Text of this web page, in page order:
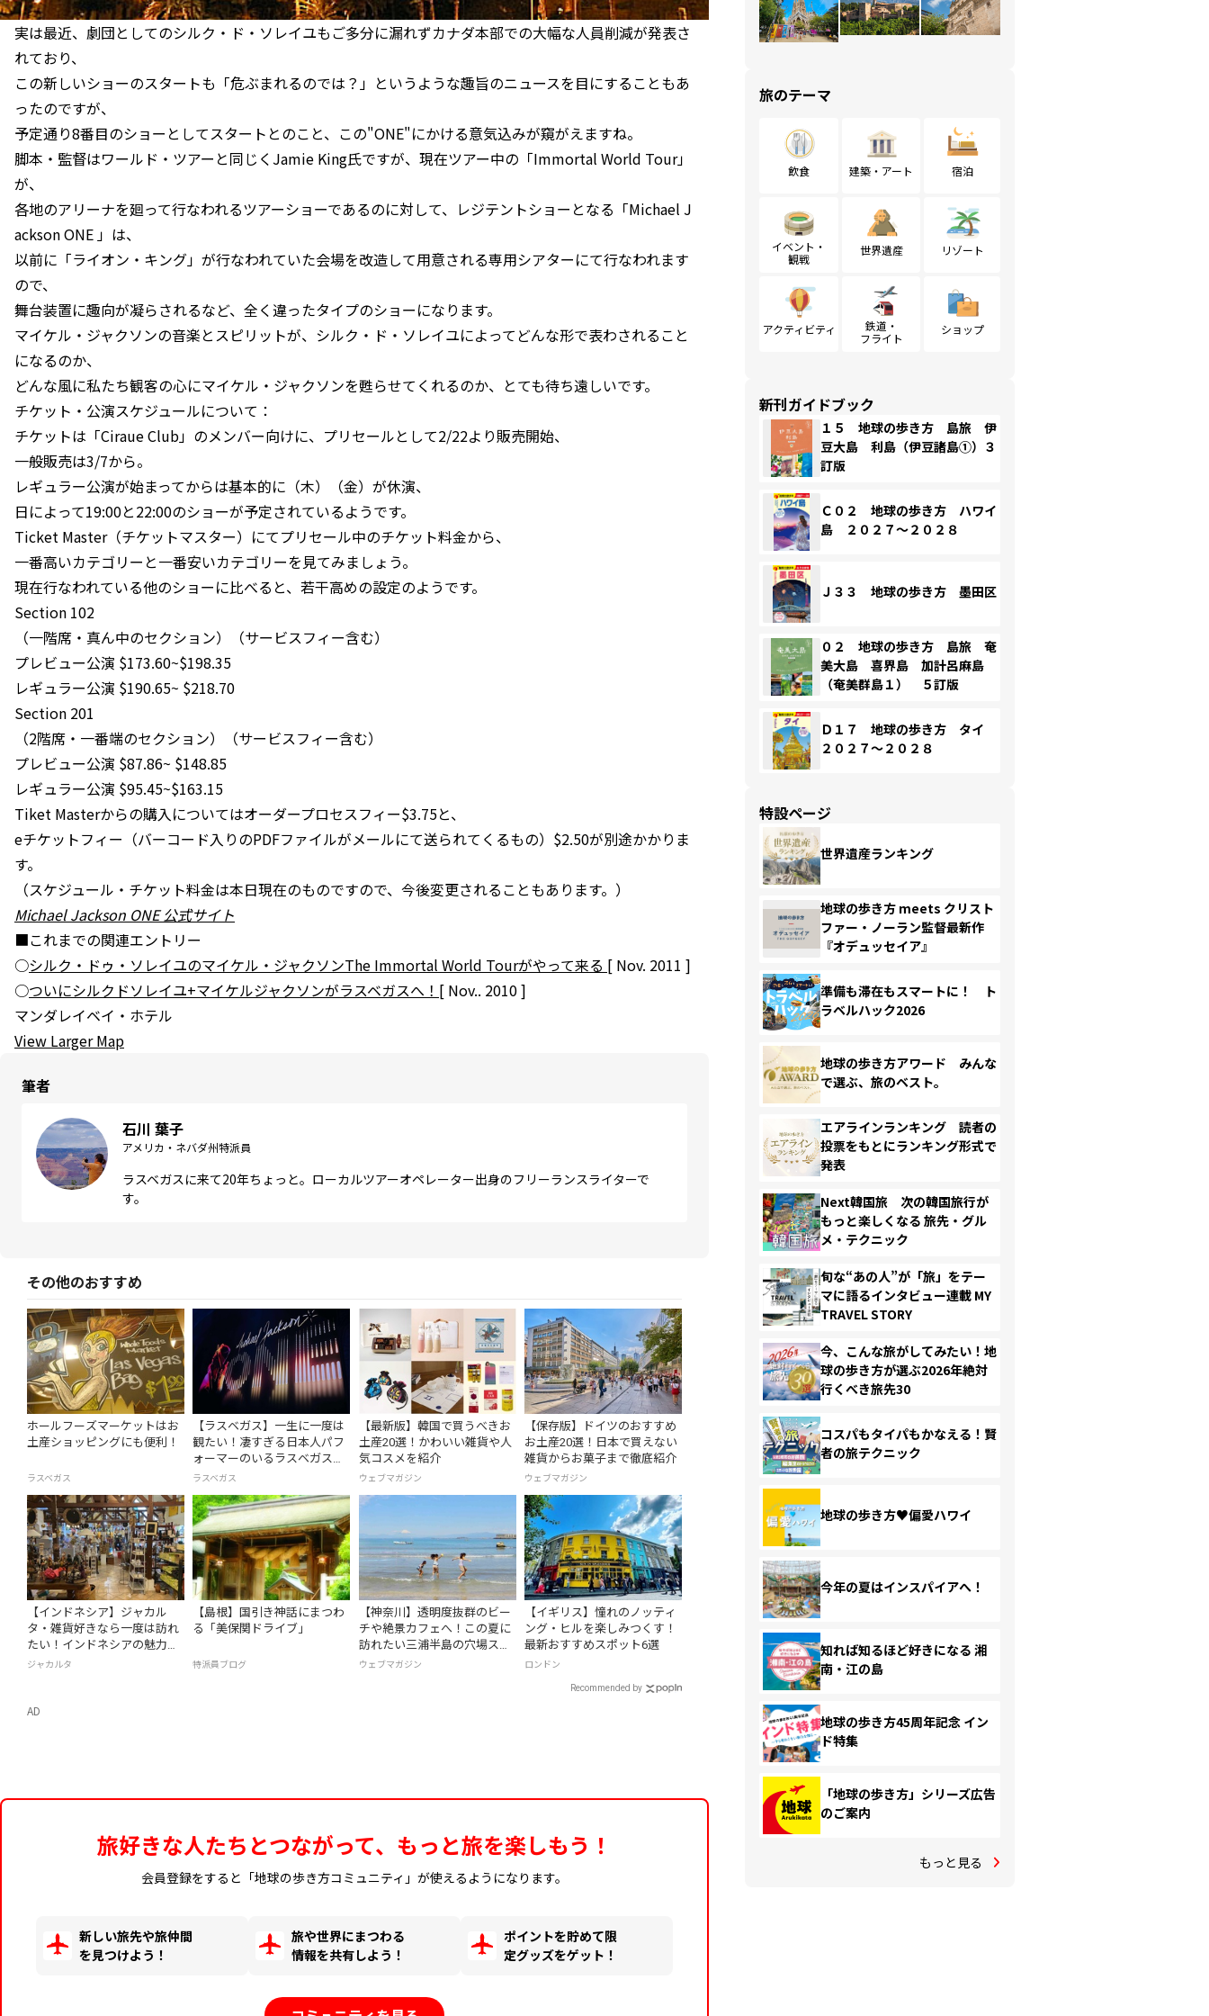
実は最近、劇団としてのシルク・ド・ソレイユもご多分に漏れずカナダ本部での大幅な人員削減が発表さ
れており、
この新しいショーのスタートも「危ぶまれるのでは？」というような趣旨のニュースを目にすることもあ
ったのですが、
予定通り8番目のショーとしてスタートとのこと、この"ONE"にかける意気込みが窺がえますね。
脚本・監督はワールド・ツアーと同じくJamie King氏ですが、現在ツアー中の「Immortal World Tour」
が、
各地のアリーナを廻って行なわれるツアーショーであるのに対して、レジテントショーとなる「Michael J
ackson ONE 」は、
以前に「ライオン・キング」が行なわれていた会場を改造して用意される専用シアターにて行なわれます
ので、
舞台装置に趣向が凝らされるなど、全く違ったタイプのショーになります。
マイケル・ジャクソンの音楽とスピリットが、シルク・ド・ソレイユによってどんな形で表わされること
になるのか、
どんな風に私たち観客の心にマイケル・ジャクソンを甦らせてくれるのか、とても待ち遠しいです。
チケット・公演スケジュールについて：
チケットは「Ciraue Club」のメンバー向けに、プリセールとして2/22より販売開始、
一般販売は3/7から。
レギュラー公演が始まってからは基本的に（木）（金）が休演、
日によって19:00と22:00のショーが予定されているようです。
Ticket Master（チケットマスター）にてプリセール中のチケット料金から、
一番高いカテゴリーと一番安いカテゴリーを見てみましょう。
現在行なわれている他のショーに比べると、若干高めの設定のようです。
Section 102
（一階席・真ん中のセクション）（サービスフィー含む）
プレビュー公演 $173.60~$198.35
レギュラー公演 $190.65~ $218.70
Section 201
（2階席・一番端のセクション）（サービスフィー含む）
プレビュー公演 $87.86~ $148.85
レギュラー公演 $95.45~$163.15
Tiket Masterからの購入についてはオーダープロセスフィー$3.75と、
eチケットフィー（バーコード入りのPDFファイルがメールにて送られてくるもの）$2.50が別途かかりま
す。
（スケジュール・チケット料金は本日現在のものですので、今後変更されることもあります。）
Michael Jackson ONE 公式サイト
■これまでの関連エントリー
○シルク・ドゥ・ソレイユのマイケル・ジャクソンThe Immortal World Tourがやって来る [ Nov. 2011 ]
○ついにシルクドソレイユ+マイケルジャクソンがラスベガスへ！ [ Nov.. 2010 ]
マンダレイベイ・ホテル
View Larger Map
筆者
石川 葉子
アメリカ・ネバダ州特派員
ラスベガスに来て20年ちょっと。ローカルツアーオペレーター出身のフリーランスライターで
す。
その他のおすすめ
ホールフーズマーケットはお
土産ショッピングにも便利！
ラスベガス
【ラスベガス】一生に一度は
観たい！凄すぎる日本人パフ
ォーマーのいるラスベガスシ
ョー3選
ラスベガス
【最新版】韓国で買うべきお
土産20選！かわいい雑貨や人
気コスメを紹介
ウェブマガジン
【保存版】ドイツのおすすめ
お土産20選！日本で買えない
雑貨からお菓子まで徹底紹介
ウェブマガジン
【インドネシア】ジャカル
タ・雑貨好きなら一度は訪れ
たい！インドネシアの魅力が
詰まった「Chic Mart」
ジャカルタ
【島根】国引き神話にまつわ
る「美保関ドライブ」
特派員ブログ
【神奈川】透明度抜群のビー
チや絶景カフェへ！この夏に
訪れたい三浦半島の穴場スポ
ット
ウェブマガジン
【イギリス】憧れのノッティ
ング・ヒルを楽しみつくす！
最新おすすめスポット6選
ロンドン
Recommended by
AD
旅好きな人たちとつながって、もっと旅を楽しもう！
会員登録をすると「地球の歩き方コミュニティ」が使えるようになります。
新しい旅先や旅仲間
を見つけよう！
旅や世界にまつわる
情報を共有しよう！
ポイントを貯めて限
定グッズをゲット！
旅のテーマ
飲食 建築・アート 宿泊
イベント・
観戦
世界遺産 リゾート
アクティビティ
鉄道・
フライト
ショップ
新刊ガイドブック
１５ 地球の歩き方 島旅 伊
豆大島 利島（伊豆諸島①）３
訂版
Ｃ０２ 地球の歩き方 ハワイ
島 ２０２７～２０２８
Ｊ３３ 地球の歩き方 墨田区
０２ 地球の歩き方 島旅 奄
美大島 喜界島 加計呂麻島
（奄美群島１） ５訂版
Ｄ１７ 地球の歩き方 タイ
２０２７～２０２８
特設ページ
世界遺産ランキング
地球の歩き方 meets クリスト
ファー・ノーラン監督最新作
『オデュッセイア』
準備も滞在もスマートに！ ト
ラベルハック2026
地球の歩き方アワード みんな
で選ぶ、旅のベスト。
エアラインランキング 読者の
投票をもとにランキング形式で
発表
Next韓国旅 次の韓国旅行が
もっと楽しくなる 旅先・グル
メ・テクニック
旬な“あの人”が「旅」をテー
マに語るインタビュー連載 MY
TRAVEL STORY
今、こんな旅がしてみたい！地
球の歩き方が選ぶ2026年絶対
行くべき旅先30
コスパもタイパもかなえる！賢
者の旅テクニック
地球の歩き方♥偏愛ハワイ
今年の夏はインスパイアへ！
知れば知るほど好きになる 湘
南・江の島
地球の歩き方45周年記念 イン
ド特集
「地球の歩き方」シリーズ広告
のご案内
もっと見る